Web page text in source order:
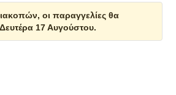
οι παραγγελίες θα
17 Αυγούστου.